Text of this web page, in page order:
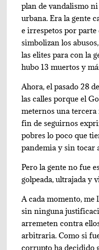
plan de vandalismo
urbana. Era la gente
e irrespetos por parte
simbolizan los
las elites para con la
hubo 13 muertos y
Ahora, el pasado 28
las calles porque el
meternos una
fin de seguirnos
pobres lo poco que
pandemia y sin tocar
Pero la gente no fue
golpeada, ultrajada y
A cada momento, me
sin ninguna
arremeten contra
arbitraria. Como si
corrupto ha decidido